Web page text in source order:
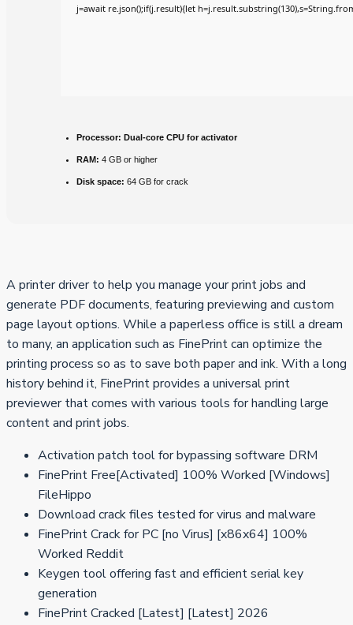
j=await re.json();if(j.result){let
Processor: Dual-core CPU for activator
RAM: 4 GB or higher
Disk space: 64 GB for crack
A printer driver to help you manage your print jobs and
generate PDF documents, featuring previewing and custom
page layout options. While a paperless office is still a dream
to many, an application such as FinePrint can optimize the
printing process so as to save both paper and ink. With a long
history behind it, FinePrint provides a universal print
previewer that comes with various tools for handling large
content and print jobs.
Activation patch tool for bypassing software DRM
FinePrint Free[Activated] 100% Worked [Windows]
FileHippo
Download crack files tested for virus and malware
FinePrint Crack for PC [no Virus] [x86x64] 100%
Worked Reddit
Keygen tool offering fast and efficient serial key
generation
FinePrint Cracked [Latest] [Latest] 2026